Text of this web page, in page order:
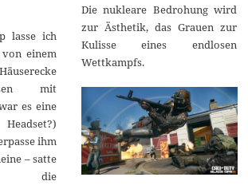
lasse ich
einem
mit
es eine
ihm
– satte
die
Die nukleare Bedrohung wird
zur Ästhetik, das Grauen zur
Kulisse eines endlosen
Wettkampfs.